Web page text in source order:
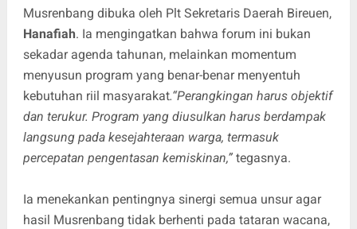
Musrenbang dibuka oleh Plt Sekretaris Daerah Bireuen,
Hanafiah. Ia mengingatkan bahwa forum ini bukan
sekadar agenda tahunan, melainkan momentum
menyusun program yang benar-benar menyentuh
kebutuhan riil masyarakat.“Perangkingan harus objektif
dan terukur. Program yang diusulkan harus berdampak
langsung pada kesejahteraan warga, termasuk
percepatan pengentasan kemiskinan,”tegasnya.
Ia menekankan pentingnya sinergi semua unsur agar
hasil Musrenbang tidak berhenti pada tataran wacana,